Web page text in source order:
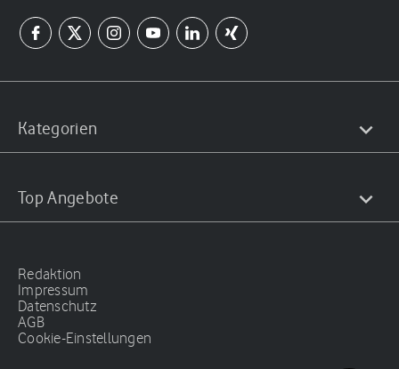
Kategorien
Top Angebote
Redaktion
Impressum
Datenschutz
AGB
Cookie-Einstellungen